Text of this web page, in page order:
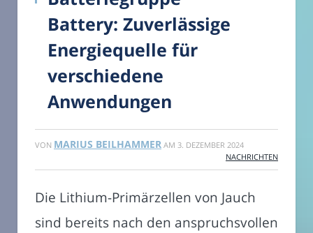
Battery: Zuverlässige
Energiequelle für
verschiedene
Anwendungen
VON MARIUS BEILHAMMER AM 3. DEZEMBER 2024
NACHRICHTEN
Die Lithium-Primärzellen von Jauch
sind bereits nach den anspruchsvollen